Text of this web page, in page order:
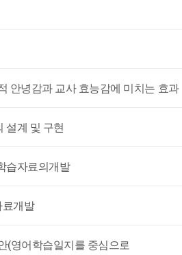
안녕감과 교사 효능감에 미치는 효과
설계 및 구현
습자료의개발
료개발
(영어학습일지를 중심으로